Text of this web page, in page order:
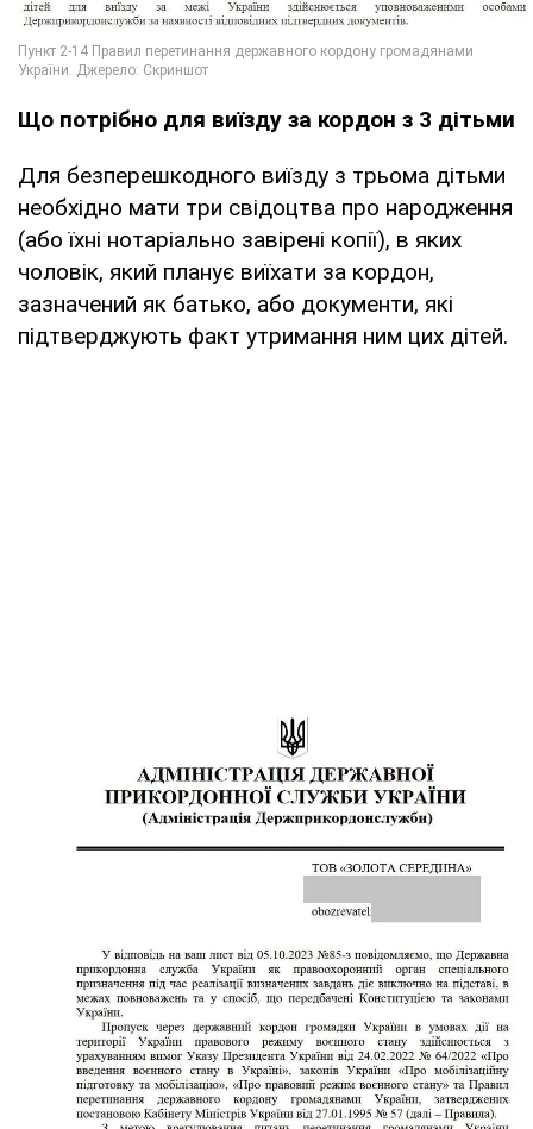
Що потрібно для виїзду за кордон з 3 дітьми
Для безперешкодного виїзду з трьома дітьми
необхідно мати три свідоцтва про народження
(або їхні нотаріально завірені копії), в яких
чоловік, який планує виїхати за кордон,
зазначений як батько, або документи, які
підтверджують факт утримання ним цих дітей.